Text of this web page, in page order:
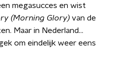
megasucces en wist
(Morning Glory) van de
Maar in Nederland...
om eindelijk weer eens